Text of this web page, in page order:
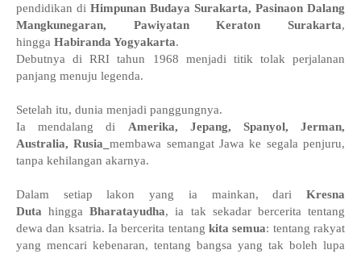
pendidikan di Himpunan Budaya Surakarta, Pasinaon Dalang
Mangkunegaran, Pawiyatan Keraton Surakarta,
hingga Habiranda Yogyakarta.
Debutnya di RRI tahun 1968 menjadi titik tolak perjalanan
panjang menuju legenda.
Setelah itu, dunia menjadi panggungnya.
Ia mendalang di Amerika, Jepang, Spanyol, Jerman,
Australia, Rusia_membawa semangat Jawa ke segala penjuru,
tanpa kehilangan akarnya.
Dalam setiap lakon yang ia mainkan, dari Kresna
DutahinggaBharatayudha, ia tak sekadar bercerita tentang
dewa dan ksatria. Ia bercerita tentang kita semua: tentang rakyat
yang mencari kebenaran, tentang bangsa yang tak boleh lupa